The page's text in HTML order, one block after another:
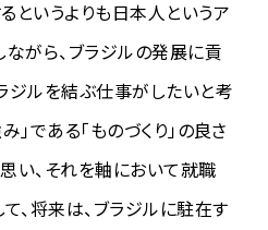
というよりも日本人というア
ながら、ブラジルの発展に貢
ジルを結ぶ仕事がしたいと考
」である「ものづくり」の良さ
い、それを軸において就職
、将来は、ブラジルに駐在す